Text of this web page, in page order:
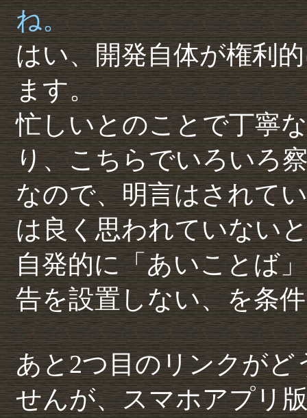
ね。
はい、開発自体が権利
ます。
忙しいとのことで丁寧
り、こちらでいろいろ
なので、明言はされて
は良く思われていない
自発的に「あいことば
告を設置しない、を条
あと2つ目のリンクが
せんが、スマホアプリ